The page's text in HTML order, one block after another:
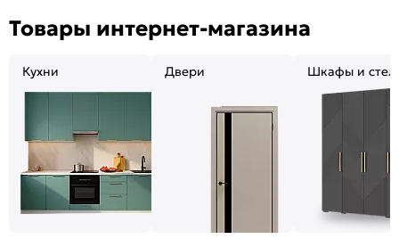
Товары интернет-магазина
Кухни Двери Шкафы и